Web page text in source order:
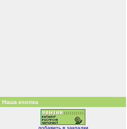
Наша кнопка
добавить в закладки